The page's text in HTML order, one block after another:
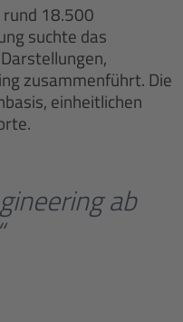
rund 18.500
suchte das
zusammenführt. Die
einheitlichen
ab